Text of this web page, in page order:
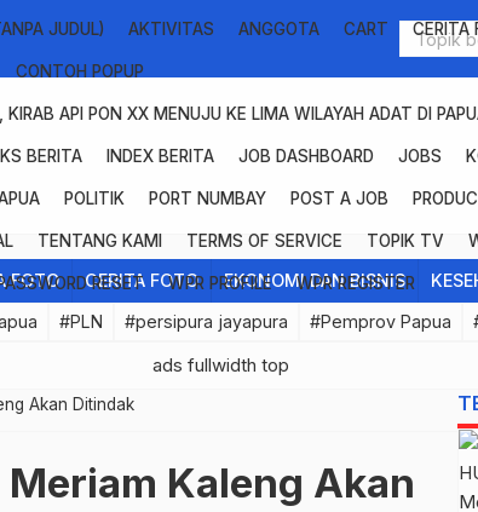
JUDUL) AKTIVITAS ANGGOTA CART CERITA
CONTOH POPUP
KIRAB API PON XX MENUJU KE LIMA WILAYAH ADAT DI
BERITA INDEX BERITA JOB DASHBOARD JOBS
POLITIK PORT NUMBAY POST A JOB
TENTANG KAMI TERMS OF SERVICE TOPIK TV
RESET WPR PROFILE WPR REGISTER
FOTO CERITA FOTO EKONOMI DAN BISNIS
#PLN #persipura jayapura #Pemprov Papua
Akan Ditindak
Kaleng Akan